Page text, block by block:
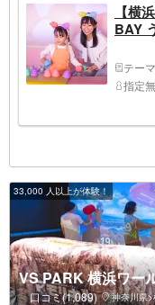
【横
BAY
テー
指定
33,000 人以上が体験！
VS PARK 横浜ワー
口コミ(1,089) 神奈川県